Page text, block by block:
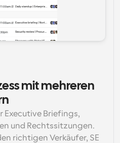
mit mehreren
Executive Briefings,
und Rechtssitzungen.
richtigen Verkäufer, SE